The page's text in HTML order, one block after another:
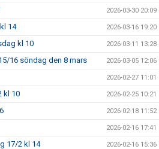
2026-03-30 20:09
14 2026-03-16 19:20
kl 10 2026-03-11 13:28
16 söndag den 8 mars 2026-03-05 12:06
2026-02-27 11:01
kl 10 2026-02-25 10:21
2026-02-18 11:52
2026-02-16 17:41
17/2 kl 14 2026-02-16 15:36